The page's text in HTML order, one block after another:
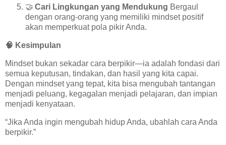
🤝 Cari Lingkungan yang Mendukung Bergaul
dengan orang-orang yang memiliki mindset positif
akan memperkuat pola pikir Anda.
🧠 Kesimpulan
Mindset bukan sekadar cara berpikir—ia adalah fondasi dari
semua keputusan, tindakan, dan hasil yang kita capai.
Dengan mindset yang tepat, kita bisa mengubah tantangan
menjadi peluang, kegagalan menjadi pelajaran, dan impian
menjadi kenyataan.
“Jika Anda ingin mengubah hidup Anda, ubahlah cara Anda
berpikir.”